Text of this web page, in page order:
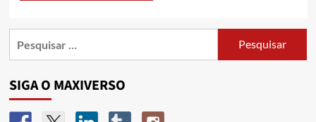
SIGA O MAXIVERSO